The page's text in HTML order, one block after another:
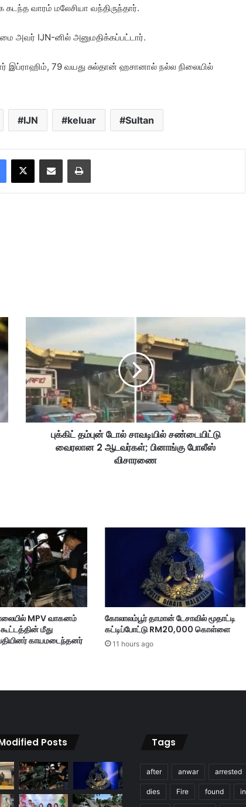
வாரம் மலேசியா வந்திருந்தார்.
அவர் IJN-னில் அனுமதிக்கப்பட்டார்.
இப்ராஹிம், 79 வயது சுல்தான் ஹசானால் நல்ல நிலையில்
IJN keluar Sultan
கி
ட்
த
ம்
பு
ன்
டோ
டை
யி
ட்
டு
வை
ர
லா
ன
2
ஆ
க
னா
கு
போ
லீ
ஸ்
புக்கிட் தம்புன் டோல் சாவடியில் சண்டையிட்டு
வைரலான 2 ஆடவர்கள்; பினாங்கு போலீஸ்
விசாரணை
MPV வாகனம்
மீது
காயமடைந்தனர்
கோலாலம்பூர் தாமான் டேசாவில் மூதாட்டி
கட்டிப்போட்டு RM20,000 கொள்ளை
11 hours ago
Posts Tags
after anwar arrested
dies Fire found in